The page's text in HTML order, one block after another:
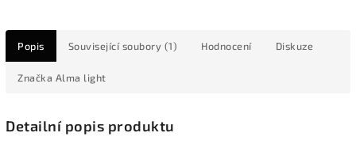
Popis Související soubory (1) Hodnocení Diskuze
Značka Alma light
Detailní popis produktu